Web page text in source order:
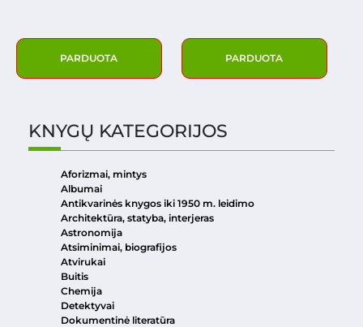
PARDUOTA PARDUOTA
KNYGŲ KATEGORIJOS
Aforizmai, mintys
Albumai
Antikvarinės knygos iki 1950 m. leidimo
Architektūra, statyba, interjeras
Astronomija
Atsiminimai, biografijos
Atvirukai
Buitis
Chemija
Detektyvai
Dokumentinė literatūra